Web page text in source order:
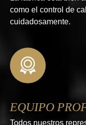
como el control de
cuidadosamente.
EQUIPO
Todos nuestros